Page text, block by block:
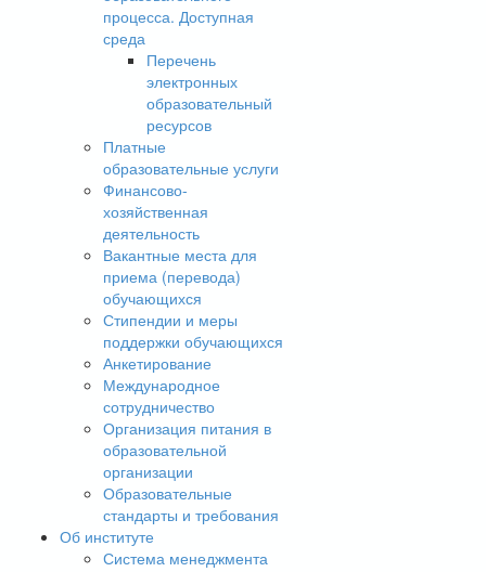
процесса. Доступная
среда
Перечень
электронных
образовательный
ресурсов
Платные
образовательные услуги
Финансово-
хозяйственная
деятельность
Вакантные места для
приема (перевода)
обучающихся
Стипендии и меры
поддержки обучающихся
Анкетирование
Международное
сотрудничество
Организация питания в
образовательной
организации
Образовательные
стандарты и требования
Об институте
Система менеджмента